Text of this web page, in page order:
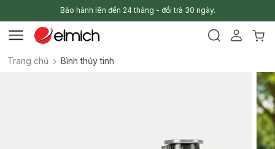
Bảo hành lên đến 24 tháng - đổi trả 30 ngày.
Trang chủ Bình thủy tinh